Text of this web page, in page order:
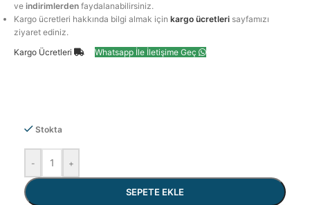
veindirimlerden faydalanabilirsiniz.
Kargo ücretleri hakkında bilgi almak içinkargo ücretleri sayfamızı
ziyaret ediniz.
Kargo Ücretleri
Whatsapp İle İletişime Geç
Stokta
- +
SEPETE EKLE